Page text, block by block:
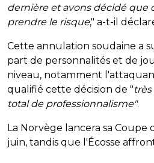
dernière et avons décidé que
prendre le risque," a-t-il
Cette annulation soudaine a
part de personnalités et de
niveau, notamment
qualifié cette décision de "
total de professionnalisme".
La Norvège lancera sa
juin, tandis que l'Écosse